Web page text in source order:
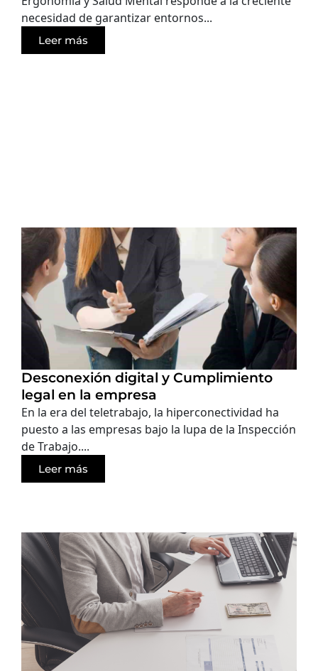
necesidad de garantizar entornos...
Leer más
Desconexión digital y Cumplimiento
legal en la empresa
En la era del teletrabajo, la hiperconectividad ha
puesto a las empresas bajo la lupa de la Inspección
de Trabajo....
Leer más